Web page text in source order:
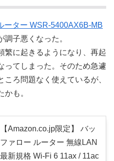
ター WSR-5400AX6B-MB
子悪くなった。
繁に起きるようになり、再起
ってしまった。そのため急遽
ろ問題なく使えているが、
も。
【Amazon.co.jp限定】 バッ
ファロー ルーター 無線LAN
最新規格 Wi-Fi 6 11ax / 11ac